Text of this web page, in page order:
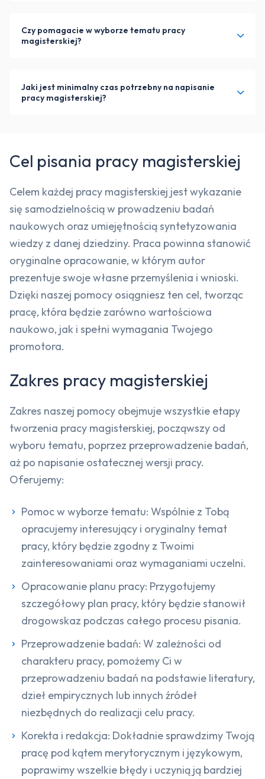
Czy pomagacie w wyborze tematu pracy
magisterskiej?
Jaki jest minimalny czas potrzebny na napisanie
pracy magisterskiej?
Cel pisania pracy magisterskiej
Celem każdej pracy magisterskiej jest wykazanie
się samodzielnością w prowadzeniu badań
naukowych oraz umiejętnością syntetyzowania
wiedzy z danej dziedziny. Praca powinna stanowić
oryginalne opracowanie, w którym autor
prezentuje swoje własne przemyślenia i wnioski.
Dzięki naszej pomocy osiągniesz ten cel, tworząc
pracę, która będzie zarówno wartościowa
naukowo, jak i spełni wymagania Twojego
promotora.
Zakres pracy magisterskiej
Zakres naszej pomocy obejmuje wszystkie etapy
tworzenia pracy magisterskiej, począwszy od
wyboru tematu, poprzez przeprowadzenie badań,
aż po napisanie ostatecznej wersji pracy.
Oferujemy:
Pomoc w wyborze tematu: Wspólnie z Tobą
opracujemy interesujący i oryginalny temat
pracy, który będzie zgodny z Twoimi
zainteresowaniami oraz wymaganiami uczelni.
Opracowanie planu pracy: Przygotujemy
szczegółowy plan pracy, który będzie stanowił
drogowskaz podczas całego procesu pisania.
Przeprowadzenie badań: W zależności od
charakteru pracy, pomożemy Ci w
przeprowadzeniu badań na podstawie literatury,
dzieł empirycznych lub innych źródeł
niezbędnych do realizacji celu pracy.
Korekta i redakcja: Dokładnie sprawdzimy Twoją
pracę pod kątem merytorycznym i językowym,
poprawimy wszelkie błędy i uczynią ją bardziej